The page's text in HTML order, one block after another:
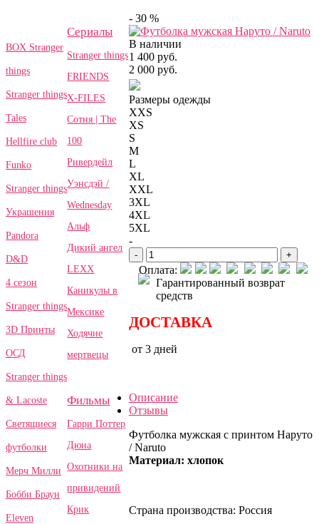
BOX Stranger
things
Stranger things
Tales
Hellfire club
Funko
Stranger things
Украшения
Pandora
D&D
4 сезон
Stranger things
3D Принты
ОСД
Stranger things
& Lacoste
Светящиеся
футболки
Мерч Милли
Бобби Браун
Eleven
Сериалы
Stranger things
FRIENDS
X-FILES
Сотня | The
100
Ривердейл
Уэнсдэй /
Wednesday
Альф
Дикий ангел
LEXX
Каникулы в
Мексике
Ходячие
мертвецы
Фильмы
Гарри Поттер
Дюна
Охотники на
привидений
Крик
- 30 %
В наличии
1 400 руб.
2 000 руб.
Размеры одежды
XXS
XS
S
M
L
XL
XXL
3XL
4XL
5XL
-
- +
Оплата:
Гарантированный возврат
средств
ДОСТАВКА
от 3 дней
Описание
Отзывы
Футболка мужская с принтом Наруто
/ Naruto
Материал: хлопок
Страна производства: Россия